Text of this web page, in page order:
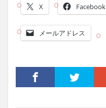
X Facebook
メールアドレス